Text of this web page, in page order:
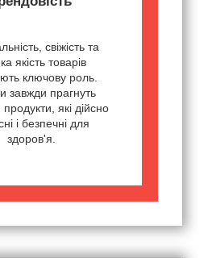
свіжість та
якість товарів
ключову роль.
завжди прагнуть
продукти, які дійсно
і безпечні для
здоров'я.